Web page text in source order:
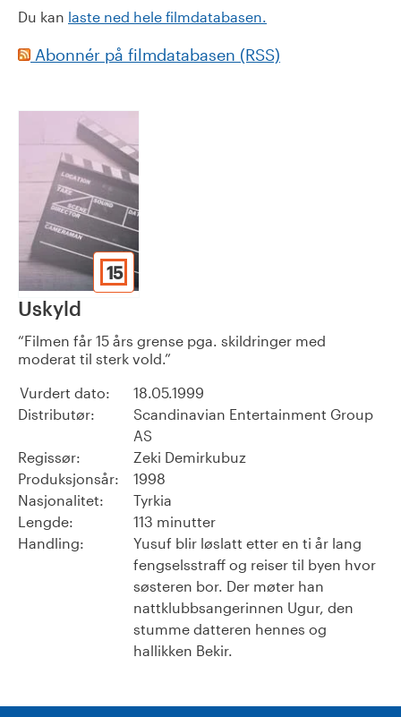
Du kan laste ned hele filmdatabasen.
Abonnér på filmdatabasen (RSS)
15
Uskyld
Filmen får 15 års grense pga. skildringer med
moderat til sterk vold.
Vurdert dato:
18.05.1999
Distributør:
Scandinavian Entertainment Group
AS
Regissør:
Zeki Demirkubuz
Produksjonsår:
1998
Nasjonalitet:
Tyrkia
Lengde:
113 minutter
Handling:
Yusuf blir løslatt etter en ti år lang
fengselsstraff og reiser til byen hvor
søsteren bor. Der møter han
nattklubbsangerinnen Ugur, den
stumme datteren hennes og
hallikken Bekir.